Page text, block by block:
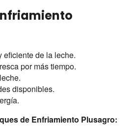
eficiente de la leche.
por más tiempo.
disponibles.
de Enfriamiento Plusagro: